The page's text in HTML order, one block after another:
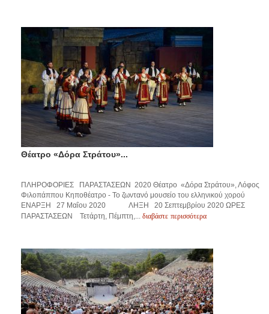
Θέατρο «Δόρα Στράτου»...
ΠΛΗΡΟΦΟΡΙΕΣ ΠΑΡΑΣΤΑΣΕΩΝ 2020 Θέατρο «Δόρα Στράτου», Λόφος
Φιλοπάππου Κηποθέατρο - Το ζωντανό μουσείο του ελληνικού χορού
ΕΝΑΡΞΗ 27 Μαΐου 2020 ΛΗΞΗ 20 Σεπτεμβρίου 2020 ΩΡΕΣ
ΠΑΡΑΣΤΑΣΕΩΝ Τετάρτη, Πέμπτη,... διαβάστε περισσότερα